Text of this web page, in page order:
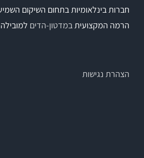
חברות בינלאומיות בתחום השיקום
הרמה המקצועית במדטון-הדים
הצהרת נגישות